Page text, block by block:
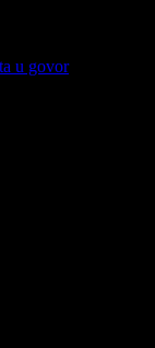
u govor